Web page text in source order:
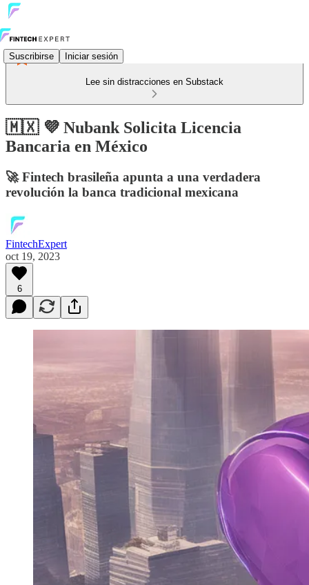
Suscribirse Iniciar sesión
Lee sin distracciones en Substack
🇲🇽 💜 Nubank Solicita Licencia
Bancaria en México
🚀 Fintech brasileña apunta a una verdadera
revolución la banca tradicional mexicana
FintechExpert
oct 19, 2023
6